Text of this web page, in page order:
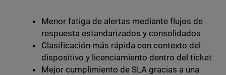
Menor fatiga de alertas mediante flujos de
respuesta estandarizados y consolidados
Clasificación más rápida con contexto del
dispositivo y licenciamiento dentro del ticket
Mejor cumplimiento de SLA gracias a una